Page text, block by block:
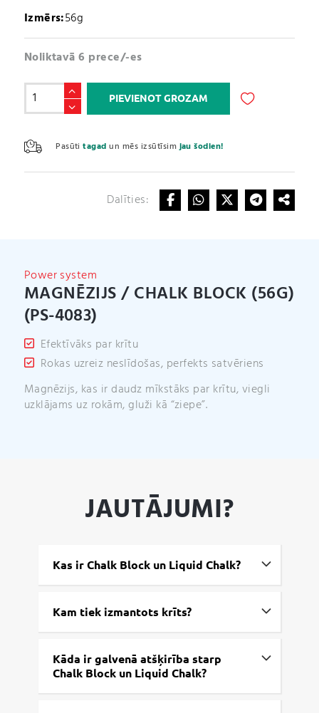
Izmērs:56g
Noliktavā 6 prece/-es
Magnēzijs
block
(56g)
(PS-
PIEVIENOT GROZAM
Pasūtitagad un mēs izsūtīsimjau šodien!
e
r
n
e
:
Dalīties:
Power system
MAGNĒZIJS / CHALK BLOCK (56G)
(PS-4083)
Efektīvāks par krītu
Rokas uzreiz neslīdošas, perfekts satvēriens
Magnēzijs, kas ir daudz mīkstāks par krītu, viegli
uzklājams uz rokām, gluži kā “ziepe”.
JAUTĀJUMI?
Kas ir Chalk Block un Liquid Chalk?
Kam tiek izmantots krīts?
Kāda ir galvenā atšķirība starp
Chalk Block un Liquid Chalk?